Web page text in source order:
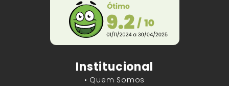
Institucional
• Quem Somos